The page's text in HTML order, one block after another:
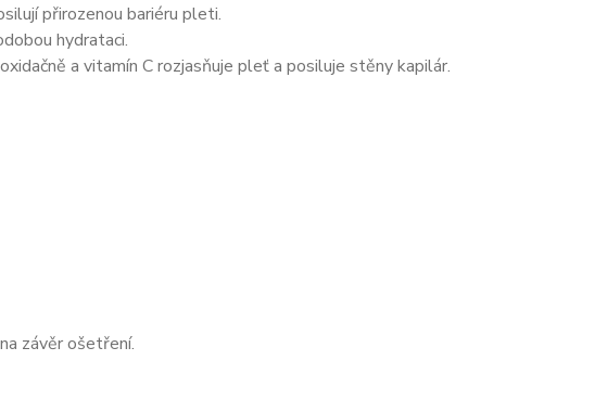
přirozenou bariéru pleti.
hydrataci.
a vitamín C rozjasňuje pleť a posiluje stěny kapilár.
závěr ošetření.